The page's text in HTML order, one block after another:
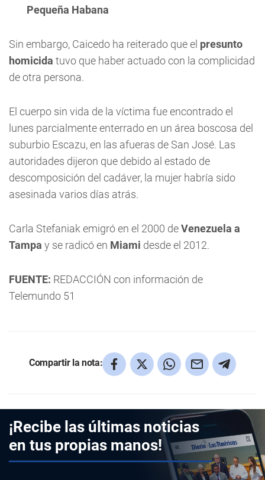
Pequeña Habana
Sin embargo, Caicedo ha reiterado que el presunto
homicida tuvo que haber actuado con la complicidad
de otra persona.
El cuerpo sin vida de la víctima fue encontrado el
lunes parcialmente enterrado en un área boscosa del
suburbio Escazu, en las afueras de San José. Las
autoridades dijeron que debido al estado de
descomposición del cadáver, la mujer habría sido
asesinada varios días atrás.
Carla Stefaniak emigró en el 2000 deVenezuela a
Tampa y se radicó en Miami desde el 2012.
FUENTE: REDACCIÓN con información de
Telemundo 51
Compartir la nota:
¡Recibe las últimas noticias
en tus propias manos!